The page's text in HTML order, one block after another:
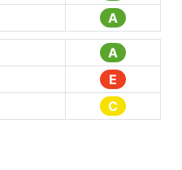
A
A
E
C